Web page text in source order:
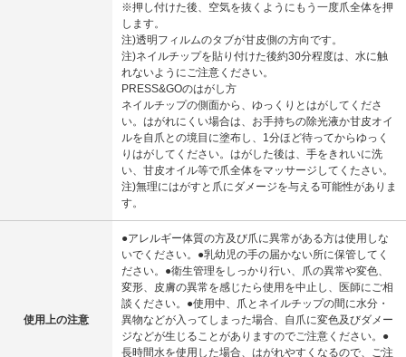
※押し付けた後、空気を抜くようにもう一度爪全体を押
します。
注)透明フィルムのタブが甘皮側の方向です。
注)ネイルチップを貼り付けた後約30分程度は、水に触
れないようにご注意ください。
PRESS&GOのはがし方
ネイルチップの側面から、ゆっくりとはがしてくださ
い。はがれにくい場合は、お手持ちの除光液か甘皮オイ
ルを自爪との境目に塗布し、1分ほど待ってからゆっく
りはがしてください。はがした後は、手をきれいに洗
い、甘皮オイル等で爪全体をマッサージしてくたさい。
注)無理にはがすと爪にダメージを与える可能性がありま
す。
使用上の注意
●アレルギー体質の方及び爪に異常がある方は使用しな
いでください。●乳幼児の手の届かない所に保管してく
ださい。●衛生管理をしっかり行い、爪の異常や変色、
変形、皮膚の異常を感じたら使用を中止し、医師にご相
談ください。●使用中、爪とネイルチップの間に水分・
異物などが入ってしまった場合、自爪に変色及びダメー
ジなどが生じることがありますのでご注意ください。●
長時間水を使用した場合、はがれやすくなるので、ご注